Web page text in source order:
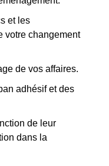
et les
votre changement
de vos affaires.
adhésif et des
de leur
dans la